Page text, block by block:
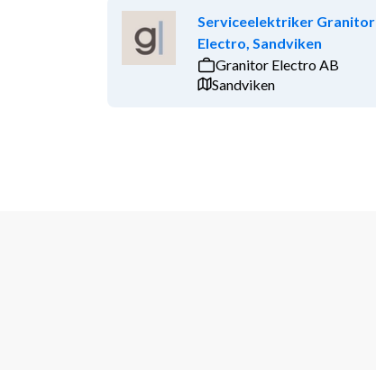
Serviceelektriker Granitor
Electro, Sandviken
Granitor Electro AB
Sandviken